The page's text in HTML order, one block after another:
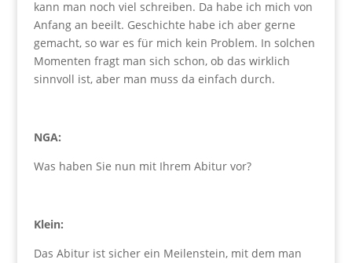
kann man noch viel schreiben. Da habe ich mich von
Anfang an beeilt. Geschichte habe ich aber gerne
gemacht, so war es für mich kein Problem. In solchen
Momenten fragt man sich schon, ob das wirklich
sinnvoll ist, aber man muss da einfach durch.
NGA:
Was haben Sie nun mit Ihrem Abitur vor?
Klein:
Das Abitur ist sicher ein Meilenstein, mit dem man